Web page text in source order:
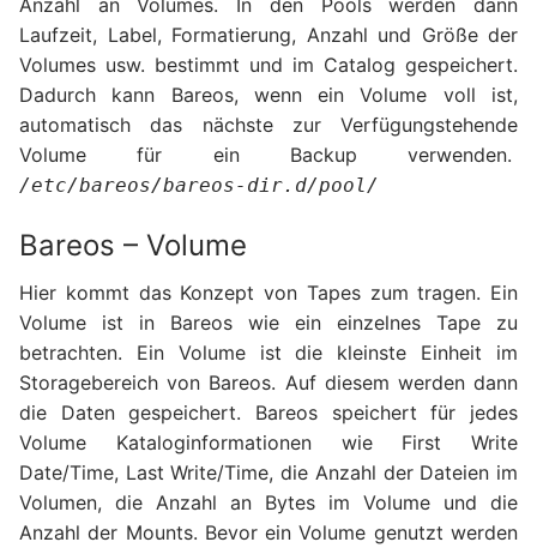
Laufzeit, Label, Formatierung, Anzahl und Größe der
Volumes usw. bestimmt und im Catalog gespeichert.
Dadurch kann Bareos, wenn ein Volume voll ist,
automatisch das nächste zur Verfügungstehende
Volume für ein Backup verwenden.
/etc/bareos/bareos-dir.d/pool/
Bareos – Volume
Hier kommt das Konzept von Tapes zum tragen. Ein
Volume ist in Bareos wie ein einzelnes Tape zu
betrachten. Ein Volume ist die kleinste Einheit im
Storagebereich von Bareos. Auf diesem werden dann
die Daten gespeichert. Bareos speichert für jedes
Volume Kataloginformationen wie First Write
Date/Time, Last Write/Time, die Anzahl der Dateien im
Volumen, die Anzahl an Bytes im Volume und die
Anzahl der Mounts. Bevor ein Volume genutzt werden